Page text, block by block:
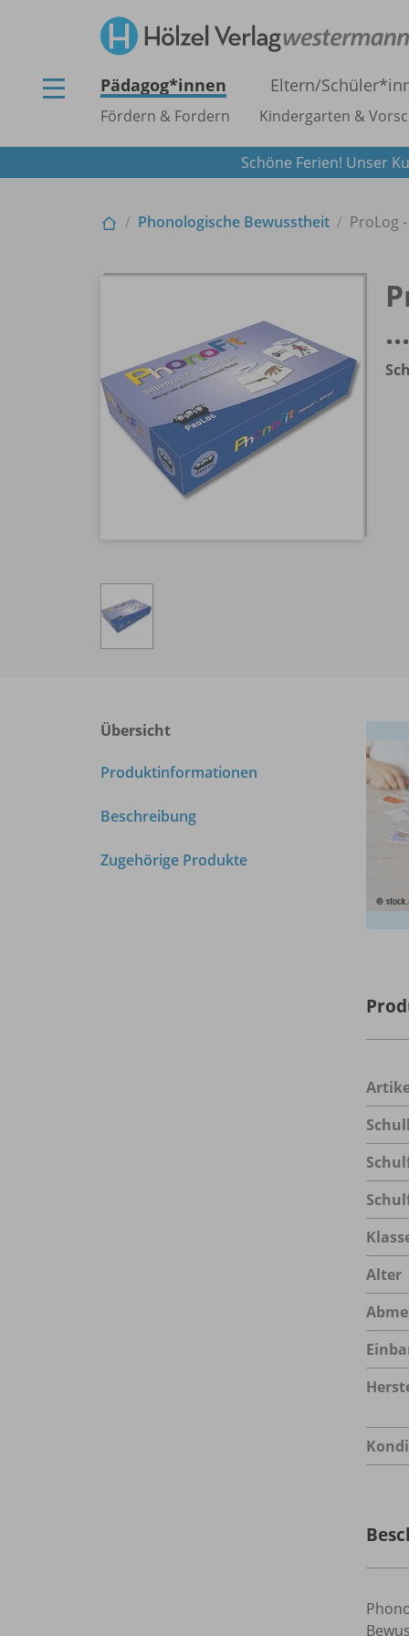
Pädagog*innen Eltern/
Fördern & Fordern Kindergarten &
Schöne Ferien! Unser
Phonologische Bewusstheit ProLog
Übersicht
Produktinformationen
Beschreibung
Zugehörige Produkte
Alter